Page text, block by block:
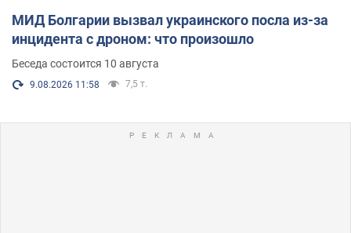
МИД Болгарии вызвал украинского посла из-за
инцидента с дроном: что произошло
Беседа состоится 10 августа
9.08.2026 11:58 7,5 т.